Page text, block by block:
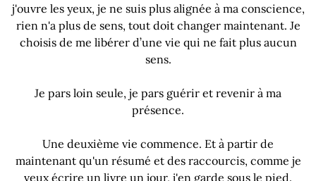
j'ouvre les yeux, je ne suis plus alignée à ma conscience,
rien n'a plus de sens, tout doit changer maintenant. Je
choisis de me libérer d’une vie qui ne fait plus aucun
sens.
Je pars loin seule, je pars guérir et revenir à ma
présence.
Une deuxième vie commence. Et à partir de
maintenant qu'un résumé et des raccourcis, comme je
veux écrire un livre un jour, j'en garde sous le pied.